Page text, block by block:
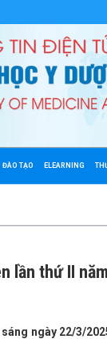
ĐÀO TẠO ELEARNING
lần thứ II
ngày 22/3/